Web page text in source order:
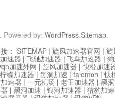
. Powered by: WordPress.Sitemap.
： SITEMAP | 旋风加速器官网 | 旋
速器 | 飞驰加速器 | 飞鸟加速器 |
加速外网 | 旋风加速器 |快橙加速
檬加速器 | 黑洞加速 | falemon |快
速器 | 一元机场 | 老王加速器 | 黑
| 黑洞加速 | 银河加速器 | 猎豹加